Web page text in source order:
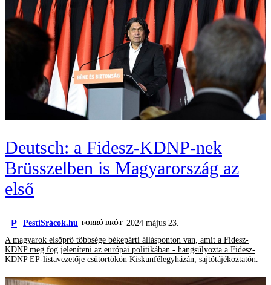
Deutsch: a Fidesz-KDNP-nek
Brüsszelben is Magyarország az
első
P PestiSrácok.hu FORRÓ DRÓT 2024 május 23.
A magyarok elsöprő többsége békepárti állásponton van, amit a Fidesz-
KDNP meg fog jeleníteni az európai politikában - hangsúlyozta a Fidesz-
KDNP EP-listavezetője csütörtökön Kiskunfélegyházán, sajtótájékoztatón.